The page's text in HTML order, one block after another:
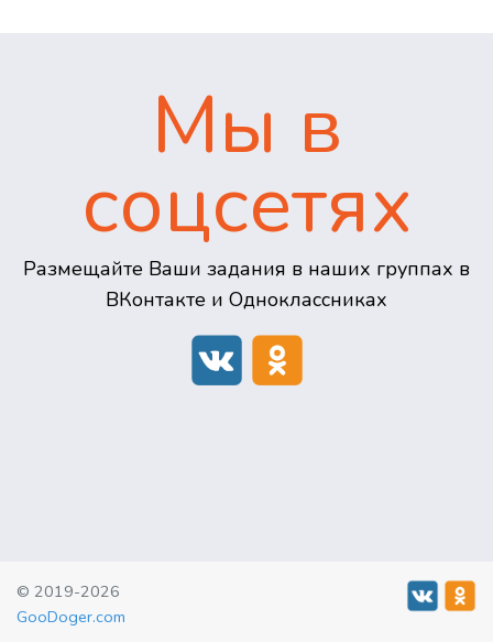
Мы в
соцсетях
Размещайте Ваши задания в наших группах в
ВКонтакте и Одноклассниках
© 2019-2026
GooDoger.com